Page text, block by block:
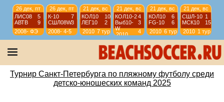
26 дек, пт
ЛИС08
5
АВТВ
9
2008-
2009
ФЭ
26 дек, пт
К-10
7
СШЛ08W3
2008-
2009
4-5
21 дек, вс
КОЛ10
10
ЛЕГ10
2
2010 7 тур
21 дек, вс
КОЛ10-24
Выб10-
W
3
2010
4
тур
21 дек, вс
КОЛ10
6
FG-10
6
2010 6 тур
21 дек, вс
СШЛ-10 1
МСК10
15
2010 1 тур
21 дек, вс
ВЫБ13R 2
МСК13
6
21 дек, вс
СЕСТ14
5
ЗЕН15
3
21 дек, вс
К-14(2)
4
КОЛ-14
12
Турнир Санкт-Петербурга по пляжному футболу среди
детско-юношеских команд 2025